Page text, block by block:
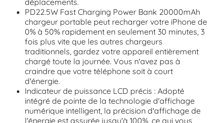
déplacements.
PD22.5W Fast Charging Power Bank 20000mAh
chargeur portable peut recharger votre iPhone de
0% à 50% rapidement en seulement 30 minutes, 3
fois plus vite que les autres chargeurs
traditionnels, gardez votre appareil entièrement
chargé toute la journée. Vous n'avez pas à
craindre que votre téléphone soit à court
d'énergie.
Indicateur de puissance LCD précis : Adopté
intégré de pointe de la technologie d'affichage
numérique intelligent, la précision d'affichage de
l'énergie est assurée jusqu'à 100%, ce qui vous